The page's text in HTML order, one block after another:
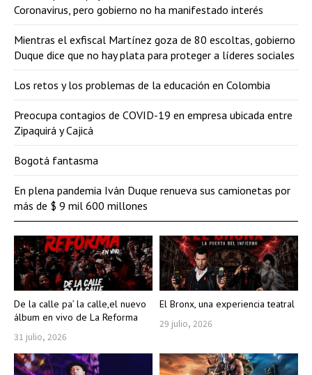
De la calle pa’ la calle,el nuevo
álbum en vivo de La Reforma
31 julio, 2026
El Bronx, una experiencia teatral
29 julio, 2026
Coronavirus, pero gobierno no ha manifestado interés
Mientras el exfiscal Martínez goza de 80 escoltas, gobierno
Duque dice que no hay plata para proteger a líderes sociales
Los retos y los problemas de la educación en Colombia
Preocupa contagios de COVID-19 en empresa ubicada entre
Zipaquirá y Cajicá
Bogotá fantasma
En plena pandemia Iván Duque renueva sus camionetas por
más de $ 9 mil 600 millones